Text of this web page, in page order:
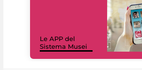
Le APP del
Sistema Musei